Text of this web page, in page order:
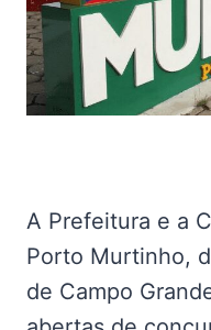
A Prefeitura e a
Porto Murtinho,
de Campo